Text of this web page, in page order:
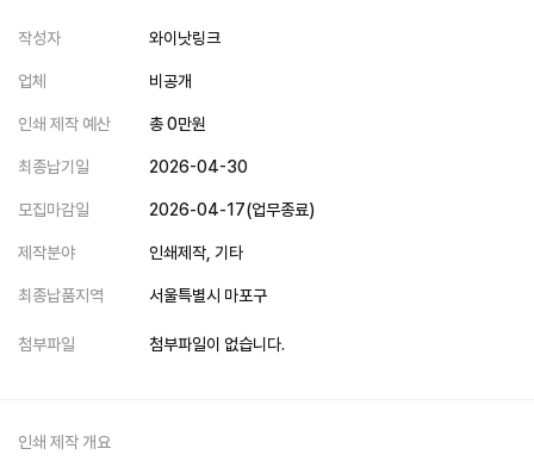
작성자 와이낫링크
업체 비공개
인쇄 제작 예산 총0만원
최종납기일 2026-04-30
모집마감일 2026-04-17(업무종료)
제작분야 인쇄제작, 기타
최종납품지역 서울특별시 마포구
첨부파일 첨부파일이 없습니다.
인쇄 제작 개요